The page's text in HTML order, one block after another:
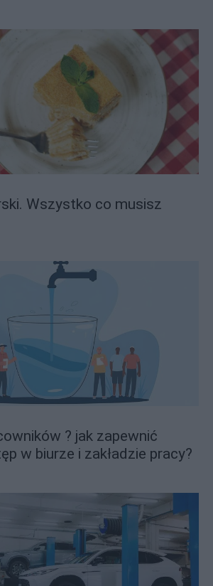
Wszystko co musisz
? jak zapewnić
w biurze i zakładzie pracy?